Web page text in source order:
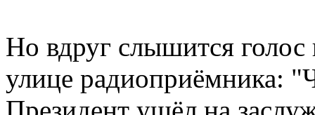
Но вдруг слышится голос
улице радиоприёмника: